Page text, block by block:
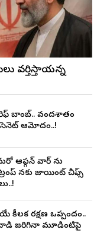
వర్తిస్తాయన్న
బాంబ్.. వందశాతం
సెనెట్ ఆమోదం..!
ఆఫ్గన్ వార్ ను
నకు జాయింట్ చీఫ్స్
కీలక రక్షణ ఒప్పందం..
దాడి జరిగినా మూడింటిపై